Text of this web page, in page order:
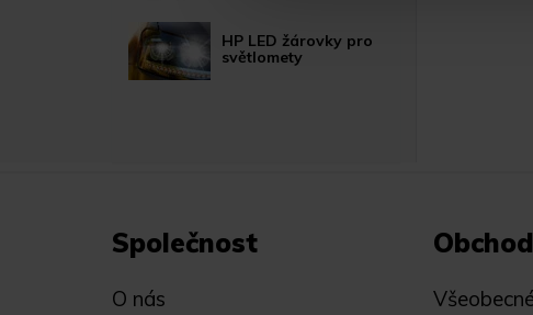
HP LED žárovky pro
světlomety
Společnost
O nás